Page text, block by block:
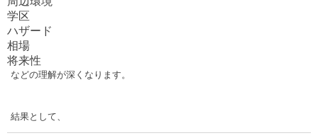
学区
ハザード
相場
将来性
などの理解が深くなります。
結果として、